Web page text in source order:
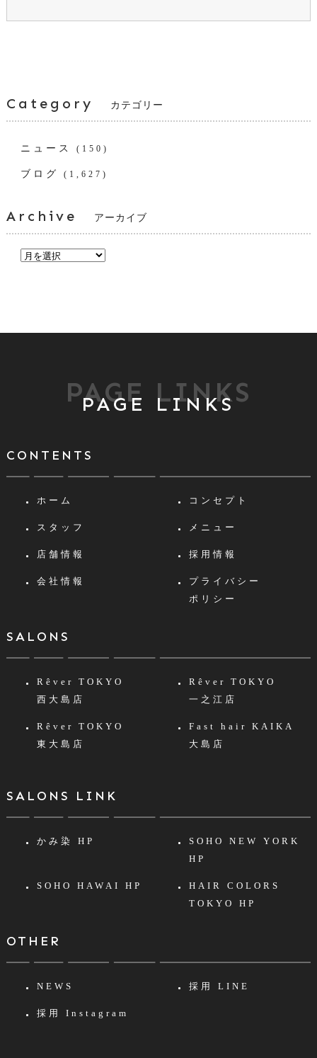
Category カテゴリー
ニュース (150)
ブログ (1,627)
Archive アーカイブ
PAGE LINKS
PAGE LINKS
CONTENTS
ホーム コンセプト
スタッフ メニュー
店舗情報 採用情報
会社情報
プライバシー
ポリシー
SALONS
Rêver TOKYO
西大島店
Rêver TOKYO
一之江店
Rêver TOKYO
東大島店
Fast hair KAIKA
大島店
SALONS LINK
かみ染 HP
SOHO NEW YORK
HP
SOHO HAWAI HP
HAIR COLORS
TOKYO HP
OTHER
NEWS 採用 LINE
採用 Instagram